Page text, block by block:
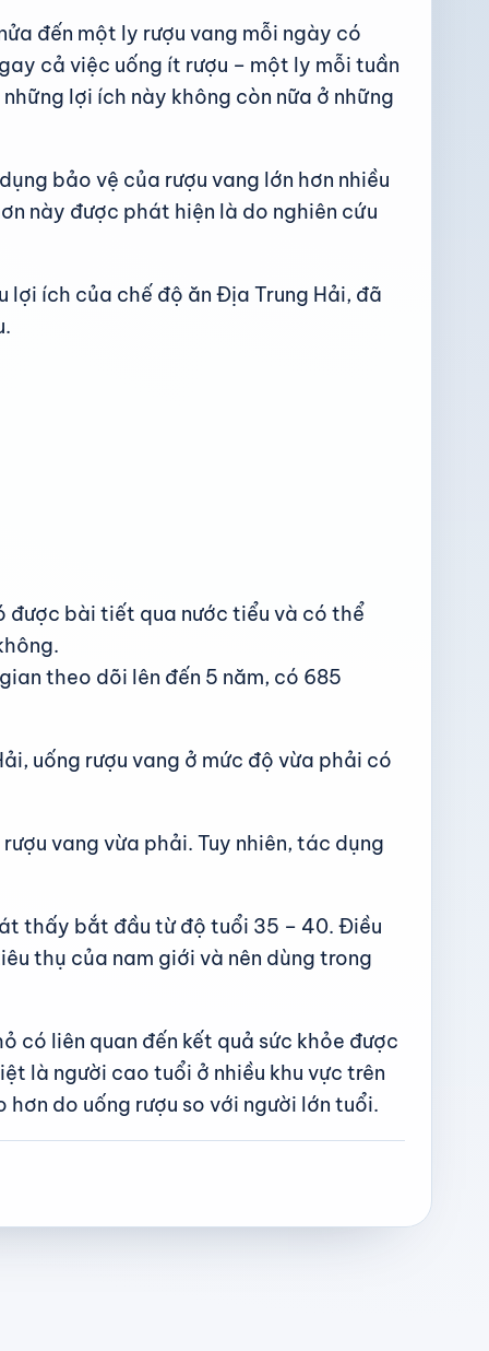
đến một ly rượu vang mỗi ngày có
cả việc uống ít rượu – một ly mỗi tuần
lợi ích này không còn nữa ở những
bảo vệ của rượu vang lớn hơn nhiều
này được phát hiện là do nghiên cứu
lợi ích của chế độ ăn Địa Trung Hải, đã
được bài tiết qua nước tiểu và có thể
theo dõi lên đến 5 năm, có 685
uống rượu vang ở mức độ vừa phải có
vang vừa phải. Tuy nhiên, tác dụng
thấy bắt đầu từ độ tuổi 35 – 40. Điều
thụ của nam giới và nên dùng trong
có liên quan đến kết quả sức khỏe được
là người cao tuổi ở nhiều khu vực trên
do uống rượu so với người lớn tuổi.